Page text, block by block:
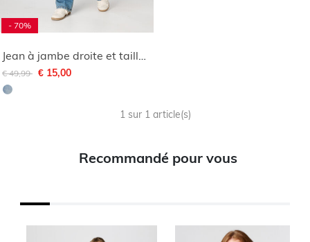
- 70%
Jean à jambe droite et taille moyenne
Remise de
€ 49,99 € 15,00
1 sur 1 article(s)
Recommandé pour vous